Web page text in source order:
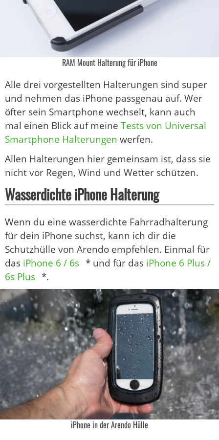
RAM Mount Halterung für iPhone
Alle drei vorgestellten Halterungen sind super
und nehmen das iPhone passgenau auf. Wer
öfter sein Smartphone wechselt, kann auch
mal einen Blick auf meine Tests von Universal
Smartphone Halterungen werfen.
Allen Halterungen hier gemeinsam ist, dass sie
nicht vor Regen, Wind und Wetter schützen.
Wasserdichte iPhone Halterung
Wenn du eine wasserdichte Fahrradhalterung
für dein iPhone suchst, kann ich dir die
Schutzhülle von Arendo empfehlen. Einmal für
das iPhone 6 / 6s * und für das iPhone 6 Plus /
6s Plus *.
iPhone in der Arendo Hülle